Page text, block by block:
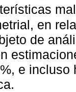
en
de
e